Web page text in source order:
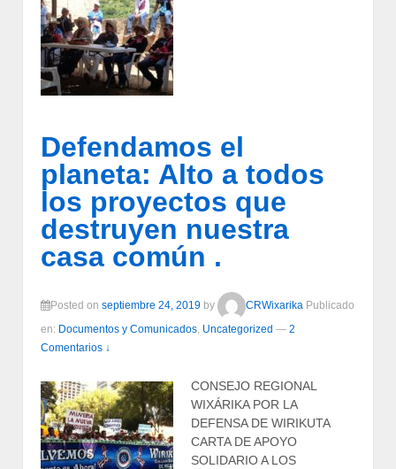
Defendamos el
planeta: Alto a todos
los proyectos que
destruyen nuestra
casa común .
Posted on septiembre 24, 2019 by CRWixarika Publicado
en: Documentos y Comunicados Uncategorized — 2
Comentarios ↓
CONSEJO REGIONAL
WIXÁRIKA POR LA
DEFENSA DE WIRIKUTA
CARTA DE APOYO
SOLIDARIO A LOS